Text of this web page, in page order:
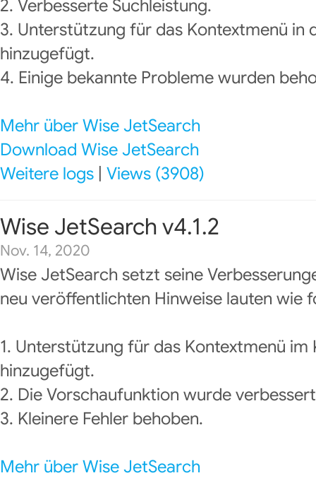
2. Verbesserte Suchleistung.
3. Unterstützung für das Kontextmenü in
hinzugefügt.
4. Einige bekannte Probleme wurden
Mehr über Wise JetSearch
Download Wise JetSearch
Weitere logs Views (3908)
Wise JetSearch v4.1.2
Nov. 14, 2020
Wise JetSearch setzt seine
neu veröffentlichten Hinweise lauten wie
1. Unterstützung für das Kontextmenü im
hinzugefügt.
2. Die Vorschaufunktion wurde
3. Kleinere Fehler behoben.
Mehr über Wise JetSearch